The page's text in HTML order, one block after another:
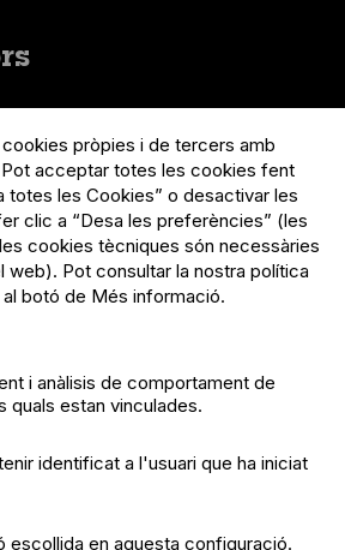
de les activitats
els col·lectius
pròpies i de tercers amb
acceptar totes les cookies fent
totes les Cookies” o desactivar les
clic a “Desa les preferències” (les
cookies tècniques són necessàries
web). Pot consultar la nostra política
botó de Més informació.
i anàlisis de comportament de
quals estan vinculades.
identificat a l'usuari que ha iniciat
escollida en aquesta configuració.